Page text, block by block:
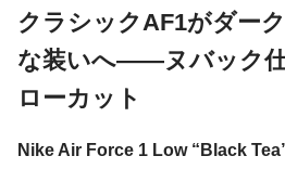
クラシックAF1がダー
な装いへ——ヌバック
ローカット
Nike Air Force 1 Low “Black